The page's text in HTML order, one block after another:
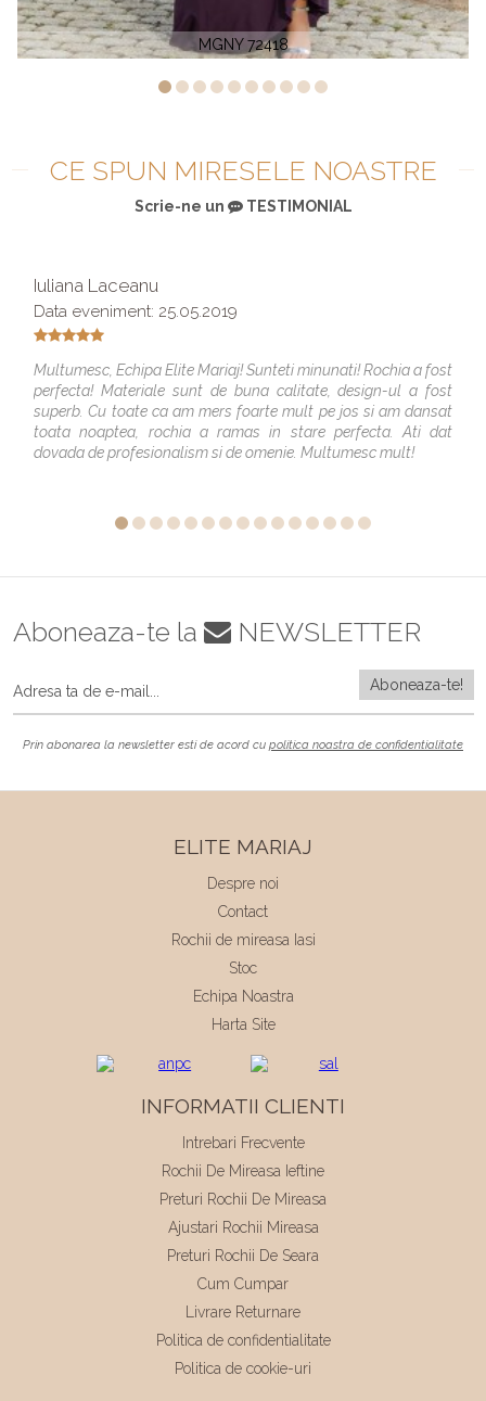
MGNY 71431
CE SPUN MIRESELE NOASTRE
Scrie-ne un TESTIMONIAL
Iuliana Laceanu
Data eveniment: 25.05.2019
Multumesc, Echipa Elite Mariaj! Sunteti minunati! Rochia a fost
perfecta! Materiale sunt de buna calitate, design-ul a fost
superb. Cu toate ca am mers foarte mult pe jos si am dansat
toata noaptea, rochia a ramas in stare perfecta. Ati dat
dovada de profesionalism si de omenie. Multumesc mult!
Aboneaza-te la NEWSLETTER
Prin abonarea la newsletter esti de acord cu politica noastra de confidentialitate
ELITE MARIAJ
Despre noi
Contact
Rochii de mireasa Iasi
Stoc
Echipa Noastra
Harta Site
INFORMATII CLIENTI
Intrebari Frecvente
Rochii De Mireasa Ieftine
Preturi Rochii De Mireasa
Ajustari Rochii Mireasa
Preturi Rochii De Seara
Cum Cumpar
Livrare Returnare
Politica de confidentialitate
Politica de cookie-uri